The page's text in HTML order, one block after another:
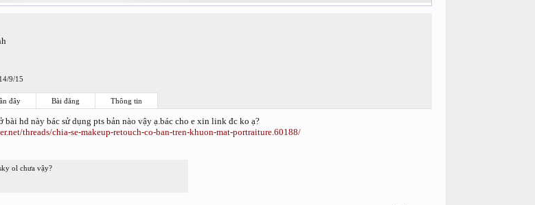
14/9/15
đây Bài đăng Thông tin
bài hd này bác sử dụng pts bản nào vậy ạ.bác cho e xin link đc ko ạ?
threads/chia-se-makeup-retouch-co-ban-tren-khuon-mat-portraiture.60188/
ol chưa vậy?